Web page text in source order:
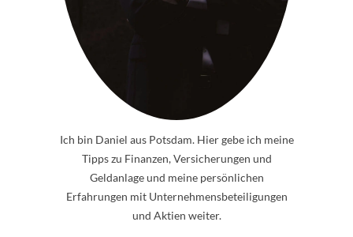
Ich bin Daniel aus Potsdam. Hier gebe ich meine
Tipps zu Finanzen, Versicherungen und
Geldanlage und meine persönlichen
Erfahrungen mit Unternehmensbeteiligungen
und Aktien weiter.